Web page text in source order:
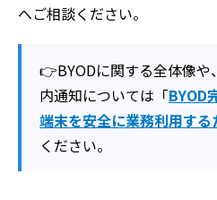
へご相談ください。
👉BYODに関する全体像や
内通知については「BYOD
端末を安全に業務利用す
ください。